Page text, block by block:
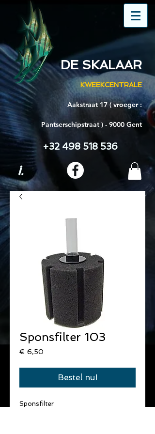
DE SKALAAR
KWEEKCENTRALE
Aakstraat 17 ( vroeger :
Pantserschipstraat ) - 9000 Gent
+32 498 518 536
i.
Sponsfilter 103
€ 6,50
Bestel nu!
Sponsfilter